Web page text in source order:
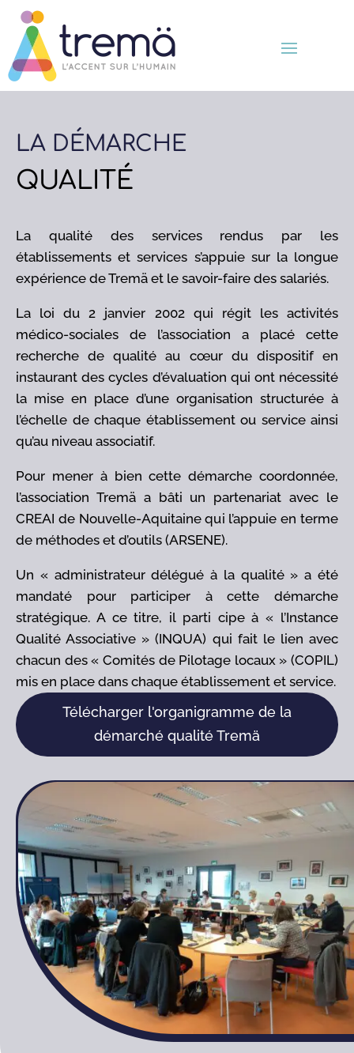
LA DÉMARCHE
QUALITÉ
La qualité des services rendus par les
établissements et services s’appuie sur la longue
expérience de Tremä et le savoir-faire des salariés.
La loi du 2 janvier 2002 qui régit les activités
médico-sociales de l’association a placé cette
recherche de qualité au cœur du dispositif en
instaurant des cycles d’évaluation qui ont nécessité
la mise en place d’une organisation structurée à
l’échelle de chaque établissement ou service ainsi
qu’au niveau associatif.
Pour mener à bien cette démarche coordonnée,
l’association Tremä a bâti un partenariat avec le
CREAI de Nouvelle-Aquitaine qui l’appuie en terme
de méthodes et d’outils (ARSENE).
Un « administrateur délégué à la qualité » a été
mandaté pour participer à cette démarche
stratégique. A ce titre, il parti cipe à « l’Instance
Qualité Associative » (INQUA) qui fait le lien avec
chacun des « Comités de Pilotage locaux » (COPIL)
mis en place dans chaque établissement et service.
Télécharger l'organigramme de la
démarché qualité Tremä